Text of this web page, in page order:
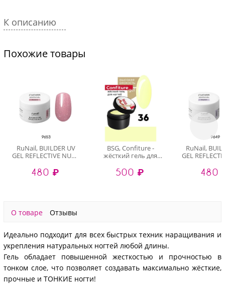
К описанию
Похожие товары
RuNail, BUILDER UV
GEL REFLECTIVE NUDE
гель
светоотражающий
480 ₽
BSG, Confiture -
жёсткий гель для
(высокая вязкость),
13 гр
500 ₽
RuNail,
GEL
гель
480
О товаре Отзывы
Идеально подходит для всех быстрых техник наращивания и
укрепления натуральных ногтей любой длины.
Гель обладает повышенной жесткостью и прочностью в
тонком слое, что позволяет создавать максимально жёсткие,
прочные и ТОНКИЕ ногти!